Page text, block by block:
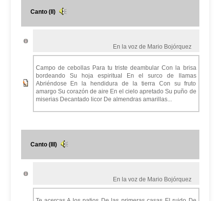
Canto (II)
En la voz de Mario Bojórquez
Campo de cebollas Para tu triste deambular Con la brisa
bordeando Su hoja espiritual En el surco de llamas
Abriéndose En la hendidura de la tierra Con su fruto
amargo Su corazón de aire En el cielo apretado Su puño de
miserias Decantado licor De almendras amarillas...
Canto (III)
En la voz de Mario Bojórquez